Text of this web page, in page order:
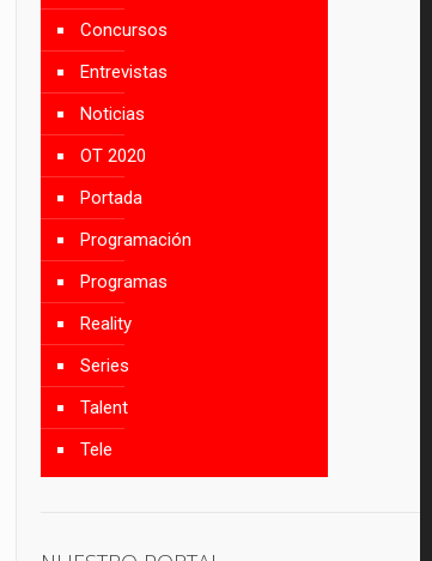
Concursos
Entrevistas
Noticias
OT 2020
Portada
Programación
Programas
Reality
Series
Talent
Tele